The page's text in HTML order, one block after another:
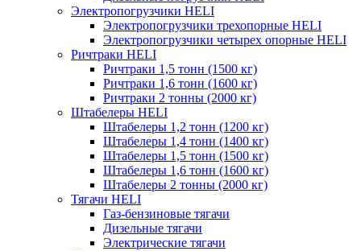
Электропогрузчики HELI
Электропогрузчики трехопорные HELI
Электропогрузчики четырех опорные HELI
Ричтраки HELI
Ричтраки 1,5 тонн (1500 кг)
Ричтраки 1,6 тонн (1600 кг)
Ричтраки 2 тонны (2000 кг)
Штабелеры HELI
Штабелеры 1,2 тонн (1200 кг)
Штабелеры 1,4 тонн (1400 кг)
Штабелеры 1,5 тонн (1500 кг)
Штабелеры 1,6 тонн (1600 кг)
Штабелеры 2 тонны (2000 кг)
Тягачи HELI
Газ-бензиновые тягачи
Дизельные тягачи
Электрические тягачи